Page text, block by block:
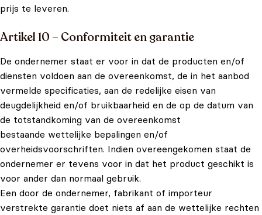
prijs te leveren.
Artikel 10 – Conformiteit en garantie
De ondernemer staat er voor in dat de producten en/of
diensten voldoen aan de overeenkomst, de in het aanbod
vermelde specificaties, aan de redelijke eisen van
deugdelijkheid en/of bruikbaarheid en de op de datum van
de totstandkoming van de overeenkomst
bestaande wettelijke bepalingen en/of
overheidsvoorschriften. Indien overeengekomen staat de
ondernemer er tevens voor in dat het product geschikt is
voor ander dan normaal gebruik.
Een door de ondernemer, fabrikant of importeur
verstrekte garantie doet niets af aan de wettelijke rechten